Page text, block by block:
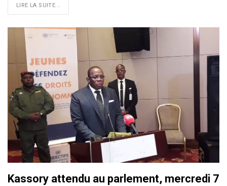
LIRE LA SUITE...
Kassory attendu au parlement, mercredi 7